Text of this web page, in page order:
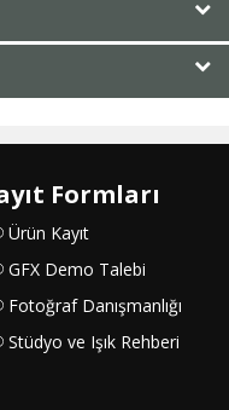
Formları
Ürün Kayıt
GFX Demo Talebi
Fotoğraf Danışmanlığı
Stüdyo ve Işık Rehberi